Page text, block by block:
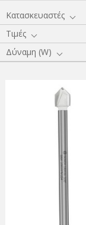
Κατασκευαστές
Τιμές
Δύναμη (W)